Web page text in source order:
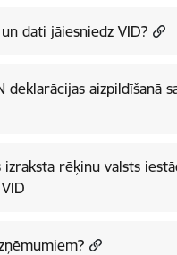
dati jāiesniedz VID?
deklarācijas aizpildīšanā
rēķinu valsts